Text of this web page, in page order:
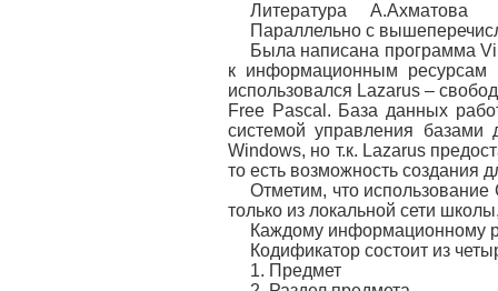
Литература
А.Ахматова
Параллельно с
Была написана программа
к информационным
использовался Lazarus –
Free Pascal. База данных
системой управления
Windows, но т.к. Lazarus
то есть возможность создания
Отметим, что
только из локальной сети
Каждому информационному
Кодификатор состоит из
1. Предмет